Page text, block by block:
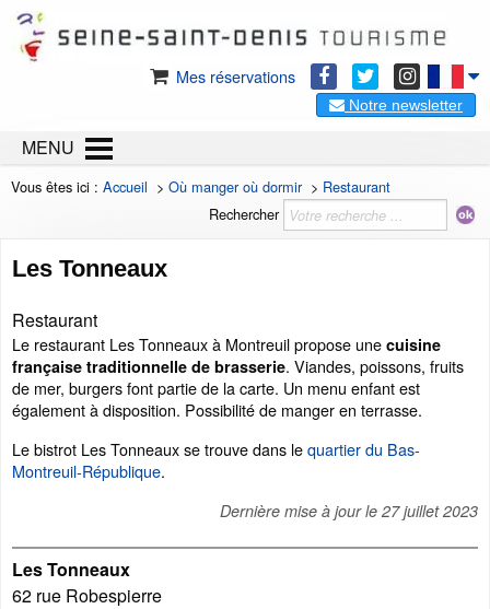
Mes réservations
Notre newsletter
MENU
Vous êtes ici : Accueil > Où manger où dormir> Restaurant
Rechercher
Les Tonneaux
Restaurant
Le restaurant Les Tonneaux à Montreuil propose une cuisine
française traditionnelle de brasserie. Viandes, poissons, fruits
de mer, burgers font partie de la carte. Un menu enfant est
également à disposition. Possibilité de manger en terrasse.
Le bistrot Les Tonneaux se trouve dans lequartier du Bas-
Montreuil-République.
Dernière mise à jour le 27 juillet 2023
Les Tonneaux
62 rue Robespierre